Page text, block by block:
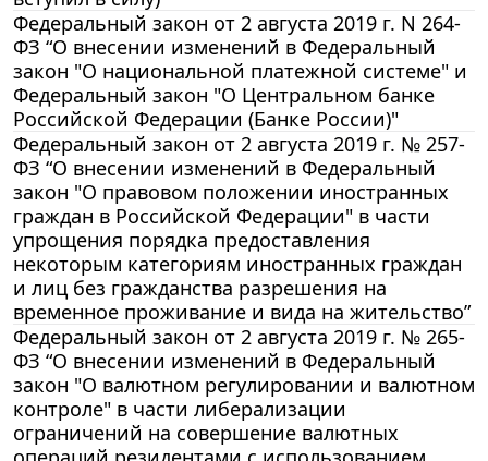
Федеральный закон от 2 августа 2019 г. N 264-
ФЗ “О внесении изменений в Федеральный
закон "О национальной платежной системе" и
Федеральный закон "О Центральном банке
Российской Федерации (Банке России)"
Федеральный закон от 2 августа 2019 г. № 257-
ФЗ “О внесении изменений в Федеральный
закон "О правовом положении иностранных
граждан в Российской Федерации" в части
упрощения порядка предоставления
некоторым категориям иностранных граждан
и лиц без гражданства разрешения на
временное проживание и вида на жительство”
Федеральный закон от 2 августа 2019 г. № 265-
ФЗ “О внесении изменений в Федеральный
закон "О валютном регулировании и валютном
контроле" в части либерализации
ограничений на совершение валютных